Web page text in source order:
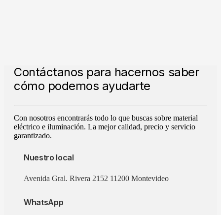
Contáctanos para hacernos saber
cómo podemos ayudarte
Con nosotros encontrarás todo lo que buscas sobre material
eléctrico e iluminación. La mejor calidad, precio y servicio
garantizado.
Nuestro local
Avenida Gral. Rivera 2152 11200 Montevideo
WhatsApp